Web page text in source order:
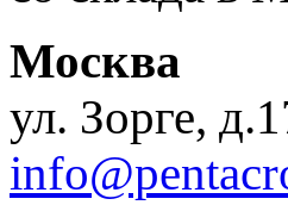
Москва
ул. Зорге,